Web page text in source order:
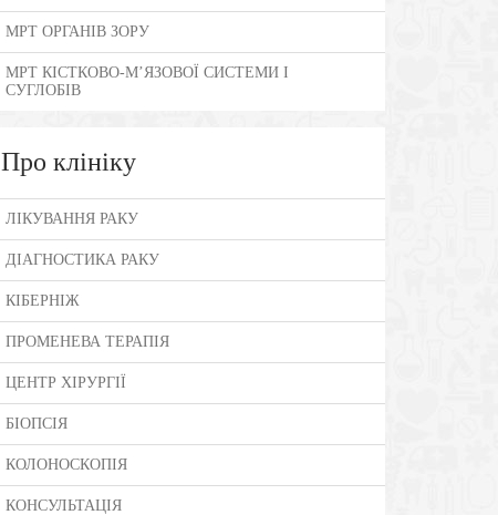
МРТ ОРГАНІВ ЗОРУ
МРТ КІСТКОВО-М’ЯЗОВОЇ СИСТЕМИ І
СУГЛОБІВ
Про клініку
ЛІКУВАННЯ РАКУ
ДІАГНОСТИКА РАКУ
КІБЕРНІЖ
ПРОМЕНЕВА ТЕРАПІЯ
ЦЕНТР ХІРУРГІЇ
БІОПСІЯ
КОЛОНОСКОПІЯ
КОНСУЛЬТАЦІЯ